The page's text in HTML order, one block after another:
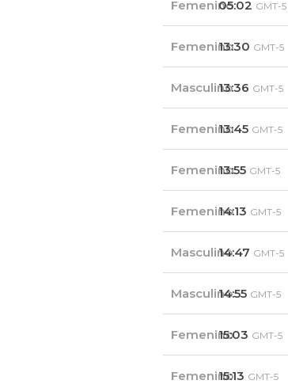
Femenino05:02 GMT-5
Femenino13:30 GMT-5
Masculino13:36 GMT-5
Femenino13:45 GMT-5
Femenino13:55 GMT-5
Femenino14:13 GMT-5
Masculino14:47 GMT-5
Masculino14:55 GMT-5
Femenino15:03 GMT-5
Femenino
15:13 GMT-5